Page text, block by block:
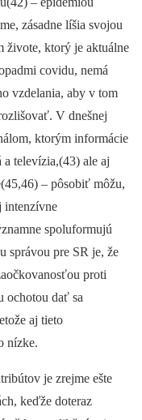
zásadne líšia svojou
živote, ktorý je aktuálne
covidu, nemá
vzdelania, aby v tom
V dnešnej
ktorým informácie
televízia,(43) ale aj
–⁠ pôsobiť môžu,
intenzívne
spoluformujú
správou pre SR je, že
proti
ochotou dať sa
aj tieto
nízke.
je zrejme ešte
keďže doteraz